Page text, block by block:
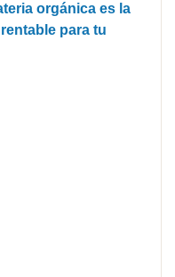
orgánica es la
para tu